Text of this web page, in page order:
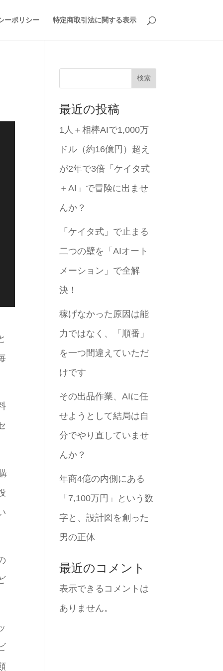
ーポリシー 特定商取引法に関する表示
検索
最近の投稿
1人＋相棒AIで1,000万
ドル（約16億円）超え
が2年で3倍「ケイタ式
＋AI」で冒険に出ませ
んか？
「ケイタ式」で止まる
二つの壁を「AIオート
メーション」で全解
決！
稼げなかった原因は能
力ではなく、「順番」
を一つ間違えていただ
けです
その出品作業、AIに任
せようとして結局は自
分でやり直していませ
んか？
年商4億の内側にある
「7,100万円」という数
字と、設計図を創った
男の正体
最近のコメント
表示できるコメントは
ありません。